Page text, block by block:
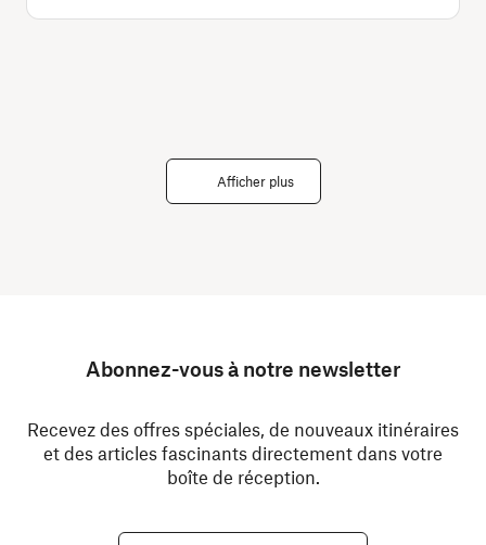
Afficher plus
Abonnez-vous à notre newsletter
Recevez des offres spéciales, de nouveaux itinéraires
et des articles fascinants directement dans votre
boîte de réception.